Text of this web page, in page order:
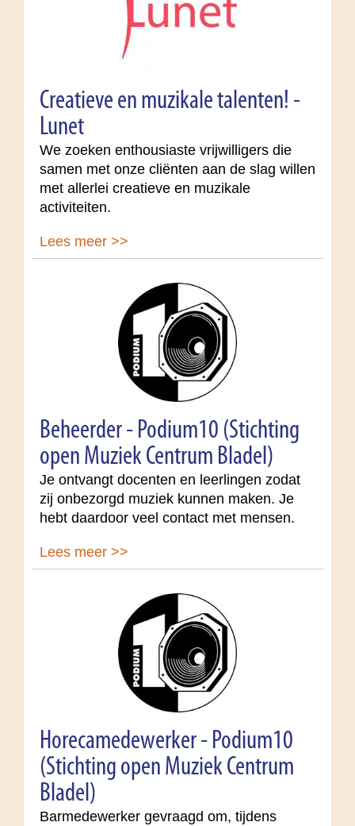
Creatieve en muzikale talenten! -
Lunet
We zoeken enthousiaste vrijwilligers die
samen met onze cliënten aan de slag willen
met allerlei creatieve en muzikale
activiteiten.
Lees meer >>
Beheerder - Podium10 (Stichting
open Muziek Centrum Bladel)
Je ontvangt docenten en leerlingen zodat
zij onbezorgd muziek kunnen maken. Je
hebt daardoor veel contact met mensen.
Lees meer >>
Horecamedewerker - Podium10
(Stichting open Muziek Centrum
Bladel)
Barmedewerker gevraagd om, tijdens